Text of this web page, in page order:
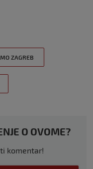
ZAGREB
O OVOME?
komentar!